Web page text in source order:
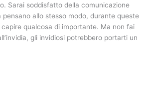
Sarai soddisfatto della comunicazione
allo stesso modo, durante queste
qualcosa di importante. Ma non fai
gli invidiosi potrebbero portarti un